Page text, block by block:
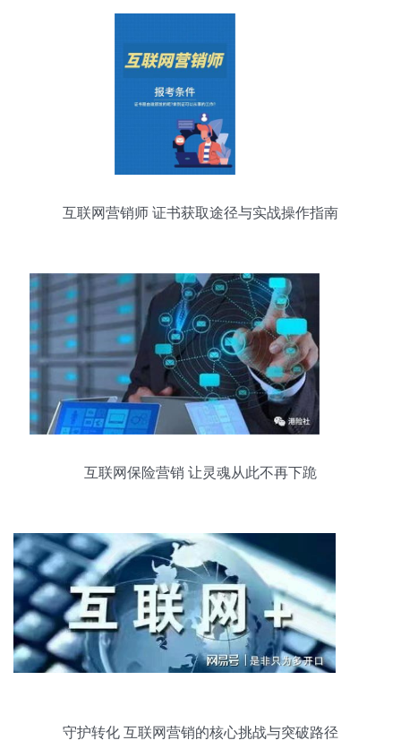
互联网营销师 证书获取途径与实战操作指南
互联网保险营销 让灵魂从此不再下跪
守护转化 互联网营销的核心挑战与突破路径